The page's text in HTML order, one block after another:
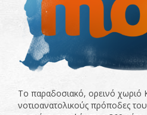
Το παραδοσιακό, ορεινό χωριό
νοτιοανατολικούς πρόποδες